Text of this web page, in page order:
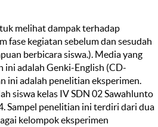
melihat dampak terhadap
fase kegiatan sebelum dan sesudah
berbicara siswa.). Media yang
ini adalah Genki-English (CD-
ini adalah penelitian eksperimen.
siswa kelas IV SDN 02 Sawahlunto
Sampel penelitian ini terdiri dari dua
kelompok eksperimen